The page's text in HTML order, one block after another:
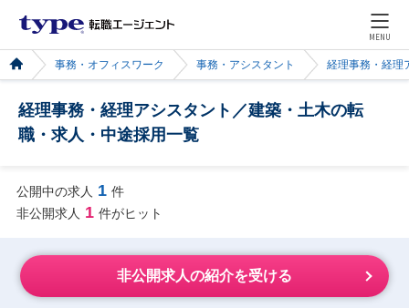
MENU
事務・オフィスワーク 事務・アシスタント 経理事務・経理
経理事務・経理アシスタント／建築・土木の転
職・求人・中途採用一覧
公開中の求人 1 件
非公開求人 1 件がヒット
非公開求人の紹介を受ける